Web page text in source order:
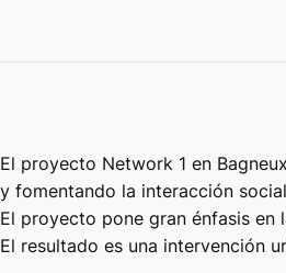
El proyecto Network 1 en
y fomentando la interacción
El proyecto pone gran énfasis
El resultado es una intervención